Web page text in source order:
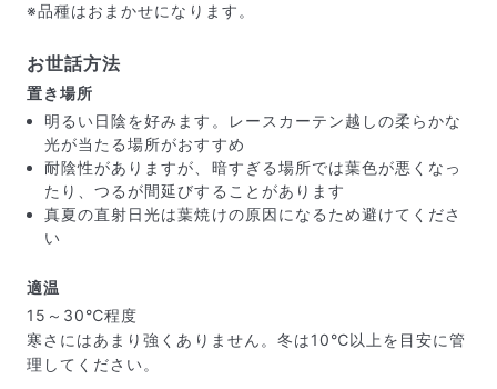
届いたお花に元気がなかったら？
もし届いたお花に「枯れている」「折れている」などの
不備があった場合は、些細なことでもお気軽にサポート
※品種はおまかせになります。
お世話方法
置き場所
明るい日陰を好みます。レースカーテン越しの柔らかな
光が当たる場所がおすすめ
耐陰性がありますが、暗すぎる場所では葉色が悪くなっ
たり、つるが間延びすることがあります
真夏の直射日光は葉焼けの原因になるため避けてくださ
い
適温
15～30℃程度
寒さにはあまり強くありません。冬は10℃以上を目安に管
理してください。